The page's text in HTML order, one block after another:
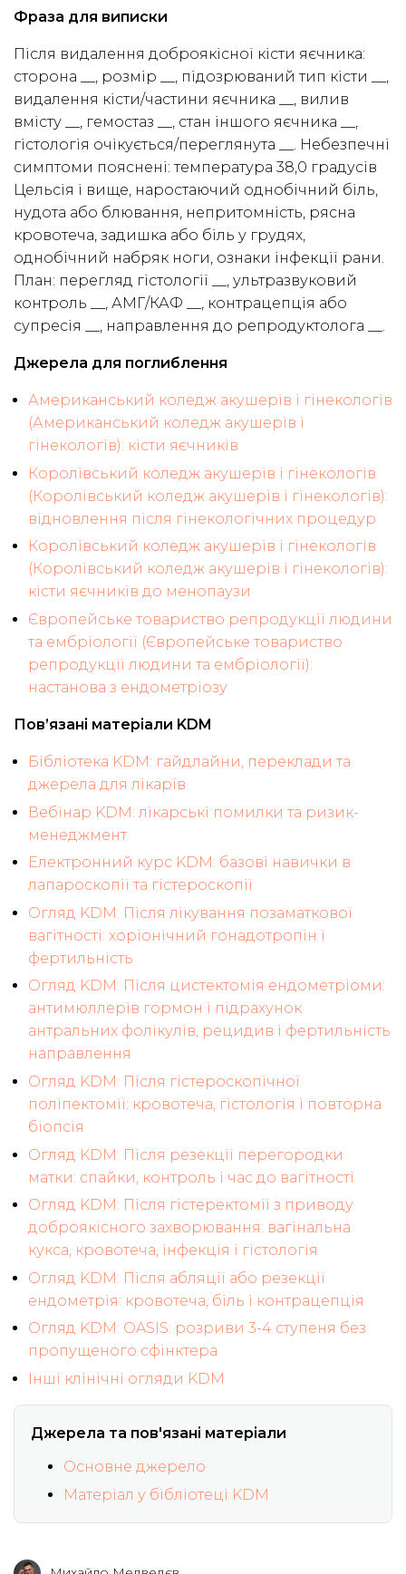
Фраза для виписки
Після видалення доброякісної кісти яєчника:
сторона __, розмір __, підозрюваний тип кісти __,
видалення кісти/частини яєчника __, вилив
вмісту __, гемостаз __, стан іншого яєчника __,
гістологія очікується/переглянута __. Небезпечні
симптоми пояснені: температура 38,0 градусів
Цельсія і вище, наростаючий однобічний біль,
нудота або блювання, непритомність, рясна
кровотеча, задишка або біль у грудях,
однобічний набряк ноги, ознаки інфекції рани.
План: перегляд гістології __, ультразвуковий
контроль __, АМГ/КАФ __, контрацепція або
супресія __, направлення до репродуктолога __.
Джерела для поглиблення
Американський коледж акушерів і гінекологів
(Американський коледж акушерів і
гінекологів): кісти яєчників
Королівський коледж акушерів і гінекологів
(Королівський коледж акушерів і гінекологів):
відновлення після гінекологічних процедур
Королівський коледж акушерів і гінекологів
(Королівський коледж акушерів і гінекологів):
кісти яєчників до менопаузи
Європейське товариство репродукції людини
та ембріології (Європейське товариство
репродукції людини та ембріології):
настанова з ендометріозу
Пов’язані матеріали KDM
Бібліотека KDM: гайдлайни, переклади та
джерела для лікарів
Вебінар KDM: лікарські помилки та ризик-
менеджмент
Електронний курс KDM: базові навички в
лапароскопії та гістероскопії
Огляд KDM: Після лікування позаматкової
вагітності: хоріонічний гонадотропін і
фертильність
Огляд KDM: Після цистектомія ендометріоми:
антимюллерів гормон і підрахунок
антральних фолікулів, рецидив і фертильність
направлення
Огляд KDM: Після гістероскопічної
поліпектомії: кровотеча, гістологія і повторна
біопсія
Огляд KDM: Після резекції перегородки
матки: спайки, контроль і час до вагітності
Огляд KDM: Після гістеректомії з приводу
доброякісного захворювання: вагінальна
кукса, кровотеча, інфекція і гістологія
Огляд KDM: Після абляції або резекції
ендометрія: кровотеча, біль і контрацепція
Огляд KDM: OASIS: розриви 3-4 ступеня без
пропущеного сфінктера
Інші клінічні огляди KDM
Джерела та пов'язані матеріали
Основне джерело
Матеріал у бібліотеці KDM